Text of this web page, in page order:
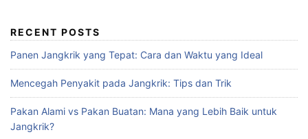
RECENT POSTS
Panen Jangkrik yang Tepat: Cara dan Waktu yang Ideal
Mencegah Penyakit pada Jangkrik: Tips dan Trik
Pakan Alami vs Pakan Buatan: Mana yang Lebih Baik untuk
Jangkrik?